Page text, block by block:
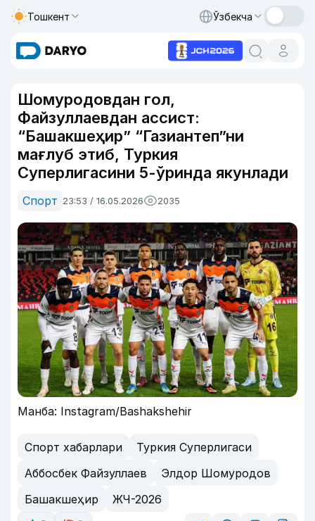
Тошкент Ўзбекча
Шомуродовдан гол,
Файзуллаевдан ассист:
“Башакшеҳир” “Газиантеп”ни
мағлуб этиб, Туркия
Суперлигасини 5-ўринда якунлади
Спорт 23:53 / 16.05.2026 2035
Манба: Instagram/Bashakshehir
Спорт хабарлари
Туркия Суперлигаси
Аббосбек Файзуллаев
Элдор Шомуродов
Башакшеҳир
ЖЧ-2026